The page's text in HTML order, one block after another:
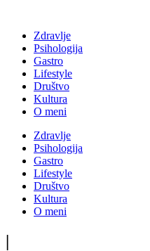
Zdravlje
Psihologija
Gastro
Lifestyle
Društvo
Kultura
O meni
Zdravlje
Psihologija
Gastro
Lifestyle
Društvo
Kultura
O meni
|